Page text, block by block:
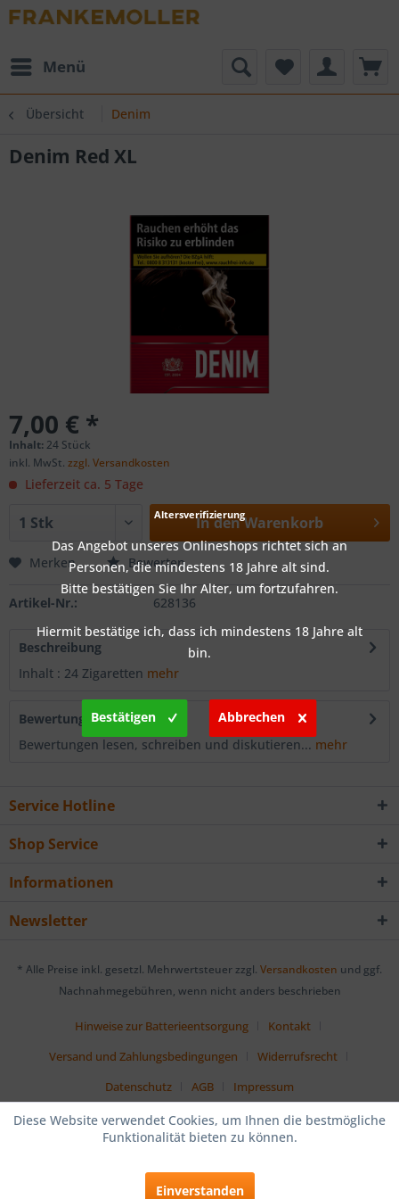
Menü
Übersicht Denim
Denim Red XL
7,00 € *
Inhalt: 24 Stück
inkl. MwSt. zzgl. Versandkosten
Lieferzeit ca. 5 Tage
In denWarenkorb
Merken Bewerten
Artikel-Nr.: 628136
Beschreibung
Inhalt : 24 Zigaretten mehr
Bewertungen
0
Bewertungen lesen, schreiben und diskutieren... mehr
Service Hotline
Shop Service
Informationen
Newsletter
* Alle Preise inkl. gesetzl. Mehrwertsteuer zzgl. Versandkosten und ggf.
Nachnahmegebühren, wenn nicht anders beschrieben
Hinweise zur Batterieentsorgung
Kontakt
Versand und Zahlungsbedingungen
Widerrufsrecht
Datenschutz
AGB Impressum
Diese Website verwendet Cookies, um Ihnen die bestmögliche
Funktionalität bieten zu können.
Einverstanden
Altersverifizierung
Das Angebot unseres Onlineshops richtet sich an
Personen, die mindestens 18 Jahre alt sind.
Bitte bestätigen Sie Ihr Alter, um fortzufahren.
Hiermit bestätige ich, dass ich mindestens 18 Jahre alt
bin.
Bestätigen Abbrechen